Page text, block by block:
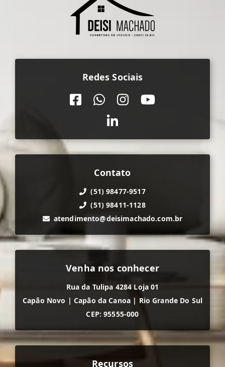
Redes Sociais
Contato
(51) 98477-9517
(51) 98411-1128
atendimento@deisimachado.com.br
Venha nos conhecer
Rua da Tulipa 4284 Loja 01
Capão Novo | Capão da Canoa | Rio Grande Do Sul
CEP: 95555-000
Recursos